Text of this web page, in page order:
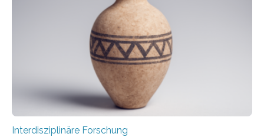
Bundesregierung in ihrem Koalitionsvertrag die
Entwicklung von CO2-Abscheidungs- und
Speicherungstechnologien als Ziel ausgegeben.
Insbesondere das sogenannte Direct Air Capture (DAC)
betrachtet sie dabei als „vielversprechende
Zukunftstechnologie, um Negativemissionen zu heben“.
Wissenschaftlerinnen…
Interdisziplinäre Forschung